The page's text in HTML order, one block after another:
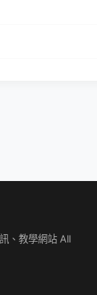
、教學網站 All